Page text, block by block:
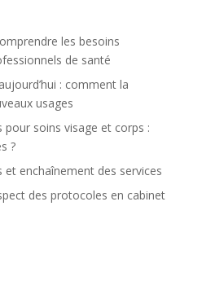
les besoins
de santé
: comment la
usages
pour soins visage et corps :
?
enchaînement des services
des protocoles en cabinet